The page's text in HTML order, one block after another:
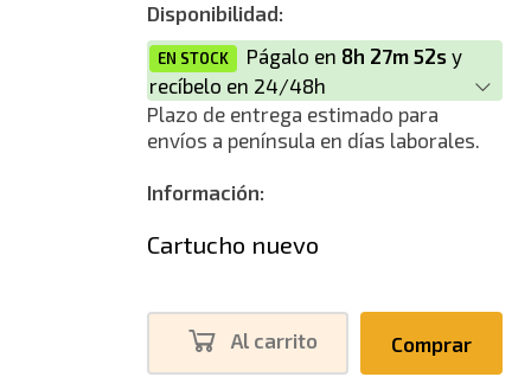
Disponibilidad:
EN STOCK Págalo en 8h 27m 52s y
recíbelo en 24/48h
Plazo de entrega estimado para
envíos a península en días laborales.
Información:
Cartucho nuevo
Al carrito Comprar